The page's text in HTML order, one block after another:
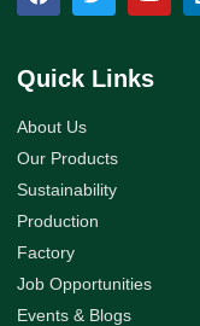
Quick Links
About Us
Our Products
Sustainability
Production
Factory
Job Opportunities
Events & Blogs